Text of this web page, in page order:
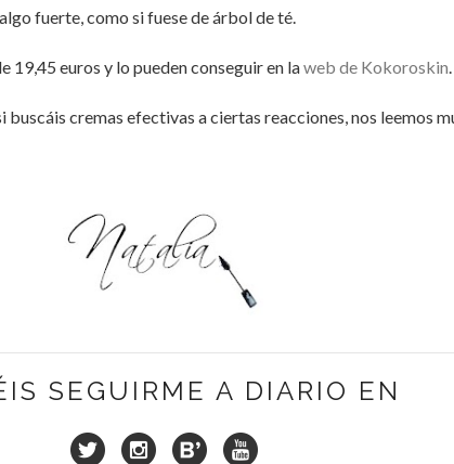
fuerte, como si fuese de árbol de té.
19,45 euros y lo pueden conseguir en laweb de Kokoroskin.
buscáis cremas efectivas a ciertas reacciones, nos leemos
SEGUIRME A DIARIO EN